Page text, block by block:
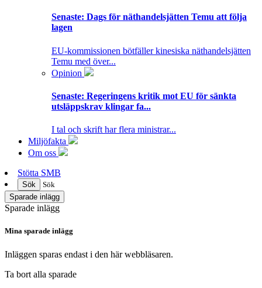
Senaste: Dags för näthandelsjätten Temu att följa
lagen
EU-kommissionen bötfäller kinesiska näthandelsjätten
Temu med över...
Opinion
Senaste: Regeringens kritik mot EU för sänkta
utsläppskrav klingar fa...
I tal och skrift har flera ministrar...
Miljöfakta
Om oss
Stötta SMB
Sök
Sök
Sparade inlägg
Sparade inlägg
Mina sparade inlägg
Inläggen sparas endast i den här webbläsaren.
Ta bort alla sparade